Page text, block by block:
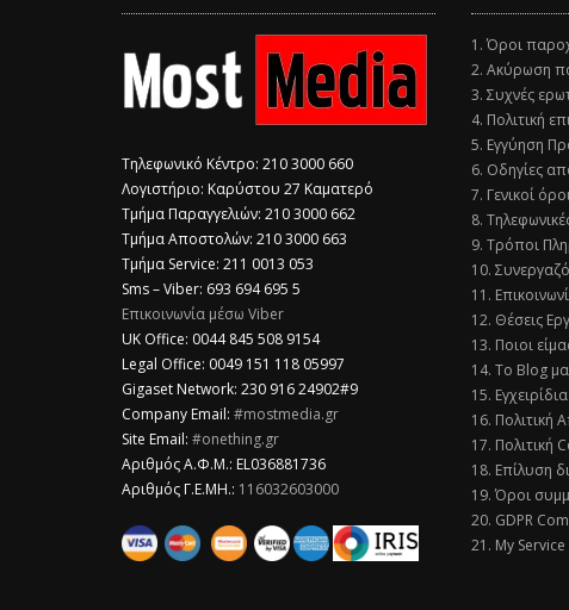
Τηλεφωνικό Κέντρο: 210 3000 660
Λογιστήριο: Καρύστου 27 Καματερό
Τμήμα Παραγγελιών: 210 3000 662
Τμήμα Αποστολών: 210 3000 663
Τμήμα Service: 211 0013 053
Sms – Viber: 693 694 695 5
Επικοινωνία μέσω Viber
​UK Office: 0044 845 508 9154
Legal Office: 0049 151 118 05997
Gigaset Network: 230 916 24902#9
Company Email: #mostmedia.gr
Site Email: #onething.gr
Αριθμός Α.Φ.Μ.: EL036881736
Αριθμός Γ.Ε.ΜΗ.: 116032603000
1. Όροι
2. Ακύρωση
3. Συχνές
4. Πολιτική
5. Εγγύηση
6. Οδηγίες
7. Γενικοί
8.
9. Τρόποι
10.
11.
12. Θέσεις
13. Ποιοι
14. Το Blog
15.
16. Πολιτική
17. Πολιτική
18. Επίλυση
19. Όροι
20. GDPR
21. My Service